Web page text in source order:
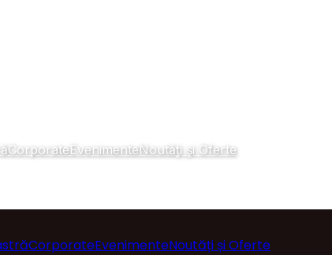
CorporateEvenimenteNoutăți și Oferte
CorporateEvenimenteNoutăți și Oferte